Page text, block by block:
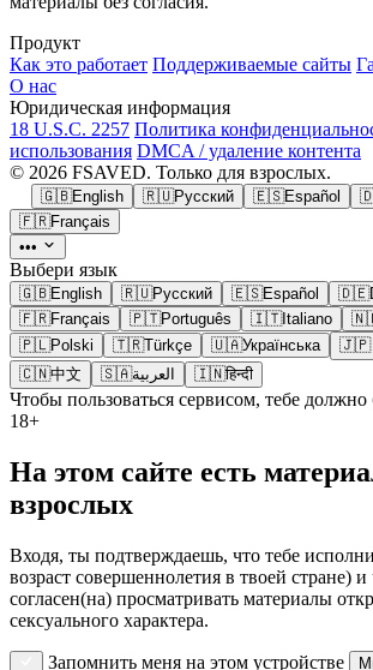
Продукт
Как это работает Поддерживаемые сайты
О нас
Юридическая информация
18 U.S.C. 2257 Политика
использования DMCA / удаление контента
© 2026 FSAVED. Только для взрослых.
🇬🇧English 🇷🇺Русский 🇪🇸Español
🇫🇷Français
•••
Выбери язык
🇬🇧English 🇷🇺Русский 🇪🇸Español 🇩🇪
🇫🇷Français 🇵🇹Português 🇮🇹Italiano
🇵🇱Polski 🇹🇷Türkçe 🇺🇦Українська 🇯🇵
🇨🇳中文 🇸🇦العربية 🇮🇳हिन्दी
Чтобы пользоваться сервисом, тебе должно
18+
На этом сайте есть
взрослых
Входя, ты подтверждаешь, что тебе
возраст совершеннолетия в твоей стране)
согласен(на) просматривать материалы
сексуального характера.
Запомнить меня на этом устройстве